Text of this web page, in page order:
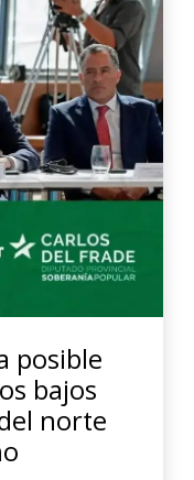
posible
bajos
norte